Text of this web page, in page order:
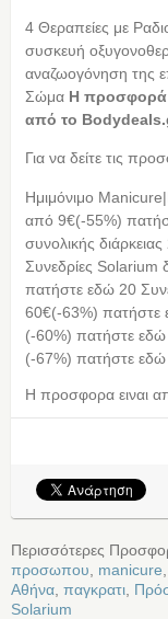
4 Θεραπείες με
συσκευή
αναζωογόνηση της
Σώμα Η προσφορά
από τo
Για να δείτε τις
Ημιμόνιμο
από 9€(-55%)
συνολικής
Συνεδρίες Solarium
πατήστε εδώ 20
60€(-63%) πατήστε
(-60%) πατήστε
(-67%) πατήστε εδώ
Η προσφορα ειναι
Περισσότερες
προσωπου
manicure
Αθήνα παγκρατι
Solarium